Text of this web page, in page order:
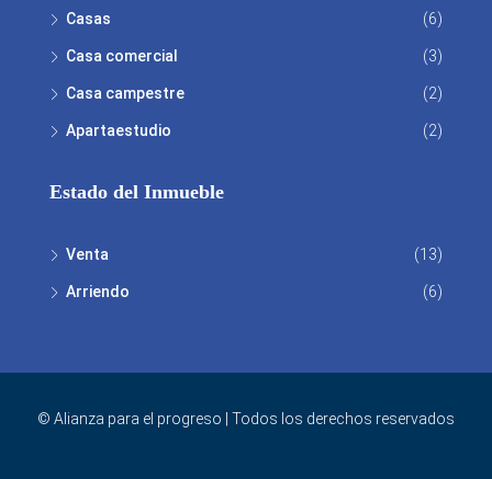
Casas (6)
Casa comercial (3)
Casa campestre (2)
Apartaestudio (2)
Estado del Inmueble
Venta (13)
Arriendo (6)
© Alianza para el progreso | Todos los derechos reservados